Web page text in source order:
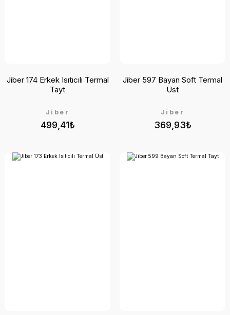
499,41₺
Jiber
Jiber 174 Erkek Isıtıcılı Termal
Tayt
369,93₺
Jiber
Jiber 597 Bayan Soft Termal
Üst